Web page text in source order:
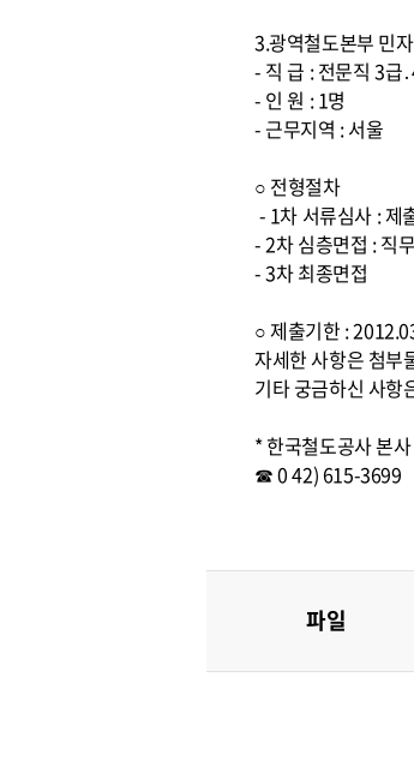
3.광역철도본부 민
- 직 급 : 전문직 3급
- 인 원 : 1명
- 근무지역 : 서울
○ 전형절차
- 1차 서류심사 : 제
- 2차 심층면접 : 직
- 3차 최종면접
○ 제출기한 :
자세한 사항은 첨부
기타 궁금하신 사항
* 한국철도공사 본
☎ 0 42) 615-3699
파일